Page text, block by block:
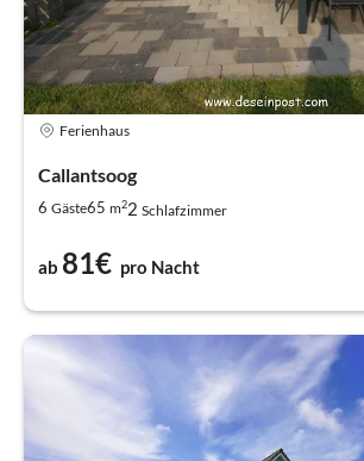
Ferienhaus
Callantsoog
6 Gäste65 m22 Schlafzimmer
ab 81€ pro Nacht